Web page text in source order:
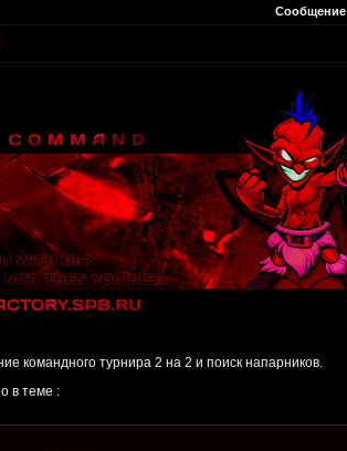
Сообщение
командного турнира 2 на 2 и поиск напарников.
в теме :